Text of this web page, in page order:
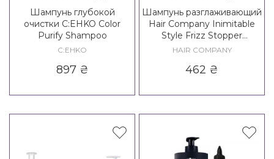
Шампунь глубокой
очистки C:EHKO Color
Purify Shampoo
C:EHKO
897₴
Шампунь разглаживающий
Hair Company Inimitable
Style Frizz Stopper
Shampoo / Creative
Out Shampoo
HAIR COMPANY
462 ₴